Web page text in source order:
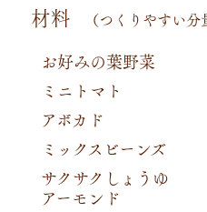
材料 （つくりやすい分
お好みの葉野菜
ミニトマト
アボカド
ミックスビーンズ
サクサクしょうゆ
アーモンド